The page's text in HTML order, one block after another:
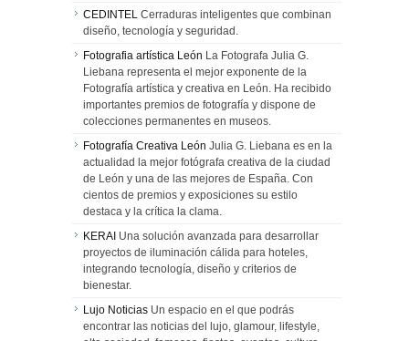
CEDINTEL Cerraduras inteligentes que combinan
diseño, tecnología y seguridad.
Fotografia artística León La Fotografa Julia G.
Liebana representa el mejor exponente de la
Fotografía artística y creativa en León. Ha recibido
importantes premios de fotografía y dispone de
colecciones permanentes en museos.
Fotografía Creativa León Julia G. Liebana es en la
actualidad la mejor fotógrafa creativa de la ciudad
de León y una de las mejores de España. Con
cientos de premios y exposiciones su estilo
destaca y la crítica la clama.
KERAI Una solución avanzada para desarrollar
proyectos de iluminación cálida para hoteles,
integrando tecnología, diseño y criterios de
bienestar.
Lujo Noticias Un espacio en el que podrás
encontrar las noticias del lujo, glamour, lifestyle,